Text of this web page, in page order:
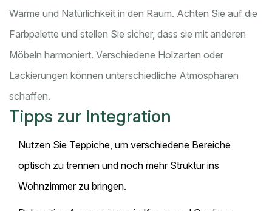
Wärme und Natürlichkeit in den Raum. Achten Sie auf die
Farbpalette und stellen Sie sicher, dass sie mit anderen
Möbeln harmoniert. Verschiedene Holzarten oder
Lackierungen können unterschiedliche Atmosphären
schaffen.
Tipps zur Integration
Nutzen Sie Teppiche, um verschiedene Bereiche
optisch zu trennen und noch mehr Struktur ins
Wohnzimmer zu bringen.